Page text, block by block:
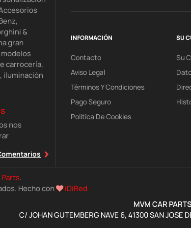
&
gran
carrocería,
iluminación
nos
INFORMACIÓN
Contacto
Aviso Legal
Términos Y Condiciones
Pago Seguro
Política De Cookies
SU
Su
Parts.
Hecho con
iDiRed
MVM CAR
C/ JOHAN GUTEMBERG NAVE 6, 41300 SAN JOSE